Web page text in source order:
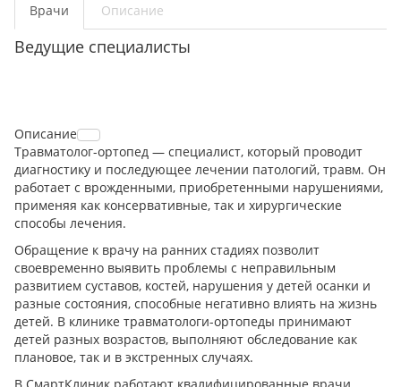
Врачи Описание
Ведущие специалисты
Описание
Травматолог-ортопед — специалист, который проводит
диагностику и последующее лечении патологий, травм. Он
работает с врожденными, приобретенными нарушениями,
применяя как консервативные, так и хирургические
способы лечения.
Обращение к врачу на ранних стадиях позволит
своевременно выявить проблемы с неправильным
развитием суставов, костей, нарушения у детей осанки и
разные состояния, способные негативно влиять на жизнь
детей. В клинике травматологи-ортопеды принимают
детей разных возрастов, выполняют обследование как
плановое, так и в экстренных случаях.
В СмартКлиник работают квалифицированные врачи,